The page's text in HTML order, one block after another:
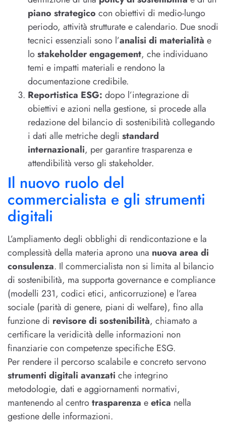
piano strategico con obiettivi di medio-lungo
periodo, attività strutturate e calendario. Due snodi
tecnici essenziali sono l’analisi di materialità e
lostakeholder engagement, che individuano
temi e impatti materiali e rendono la
documentazione credibile.
Reportistica ESG: dopo l’integrazione di
obiettivi e azioni nella gestione, si procede alla
redazione del bilancio di sostenibilità collegando
i dati alle metriche degli standard
internazionali, per garantire trasparenza e
attendibilità verso gli stakeholder.
Il nuovo ruolo del
commercialista e gli strumenti
digitali
L’ampliamento degli obblighi di rendicontazione e la
complessità della materia aprono una nuova area di
consulenza. Il commercialista non si limita al bilancio
di sostenibilità, ma supporta governance e compliance
(modelli 231, codici etici, anticorruzione) e l’area
sociale (parità di genere, piani di welfare), fino alla
funzione di revisore di sostenibilità, chiamato a
certificare la veridicità delle informazioni non
finanziarie con competenze specifiche ESG.
Per rendere il percorso scalabile e concreto servono
strumenti digitali avanzati che integrino
metodologie, dati e aggiornamenti normativi,
mantenendo al centrotrasparenza eetica nella
gestione delle informazioni.